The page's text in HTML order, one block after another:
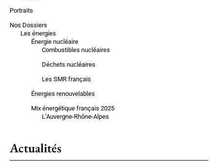
Portraits
Nos Dossiers
Les énergies
Énergie nucléaire
Combustibles nucléaires
Déchets nucléaires
Les SMR français
Énergies renouvelables
Mix énergétique français 2025
L’Auvergne-Rhône-Alpes
Actualités